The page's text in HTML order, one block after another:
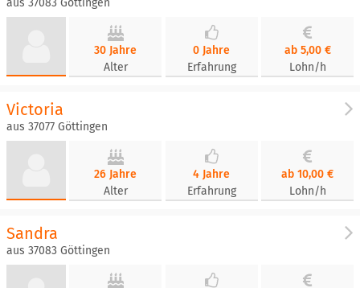
aus 37083 Göttingen
30 Jahre
Alter
0 Jahre
Erfahrung
ab 5,00 €
Lohn/h
Victoria
aus 37077 Göttingen
26 Jahre
Alter
4 Jahre
Erfahrung
ab 10,00 €
Lohn/h
Sandra
aus 37083 Göttingen